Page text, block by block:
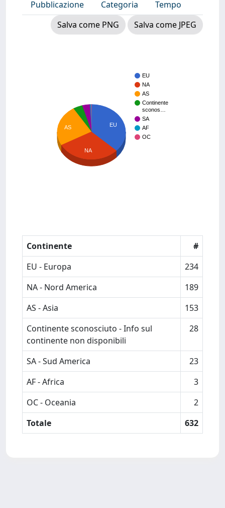
Pubblicazione
Categoria
Tempo
Salva come PNG
Salva come JPEG
EU
NA
AS
Continente
sconos…
SA
AF
OC
EU
AS
NA
Continente
#
EU - Europa
234
NA - Nord America
189
AS - Asia
153
Continente sconosciuto - Info sul
continente non disponibili
28
SA - Sud America
23
AF - Africa
3
OC - Oceania
2
Totale
632